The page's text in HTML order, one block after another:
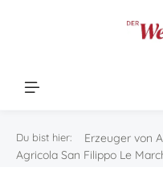
Du bist hier:
Erzeuger von
Agricola San Filippo Le